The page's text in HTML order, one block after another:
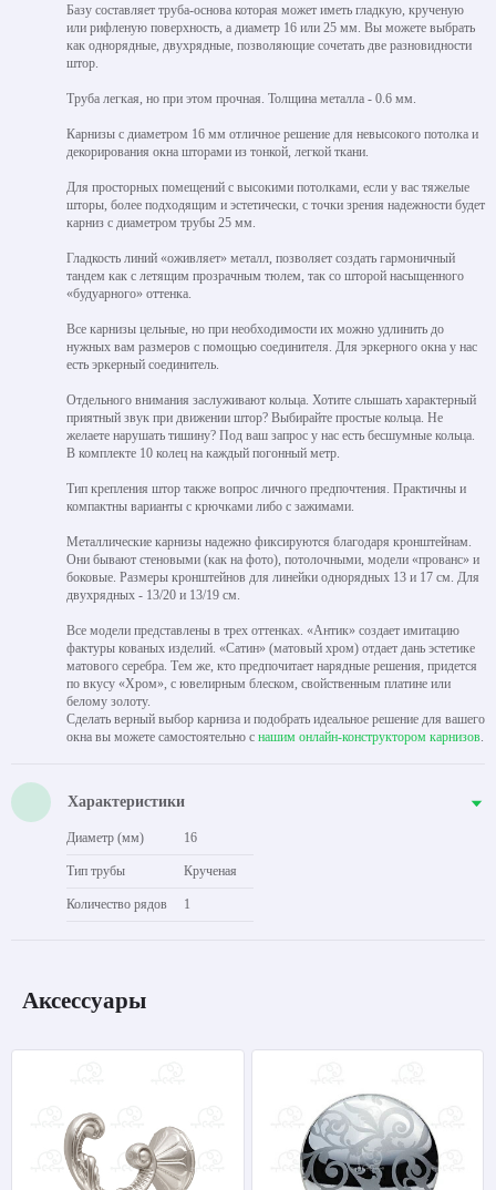
Базу составляет труба-основа которая может иметь гладкую, крученую
или рифленую поверхность, а диаметр 16 или 25 мм. Вы можете выбрать
как однорядные, двухрядные, позволяющие сочетать две разновидности
штор.
Труба легкая, но при этом прочная. Толщина металла - 0.6 мм.
Карнизы с диаметром 16 мм отличное решение для невысокого потолка и
декорирования окна шторами из тонкой, легкой ткани.
Для просторных помещений с высокими потолками, если у вас тяжелые
шторы, более подходящим и эстетически, с точки зрения надежности будет
карниз с диаметром трубы 25 мм.
Гладкость линий «оживляет» металл, позволяет создать гармоничный
тандем как с летящим прозрачным тюлем, так со шторой насыщенного
«будуарного» оттенка.
Все карнизы цельные, но при необходимости их можно удлинить до
нужных вам размеров с помощью соединителя. Для эркерного окна у нас
есть эркерный соединитель.
Отдельного внимания заслуживают кольца. Хотите слышать характерный
приятный звук при движении штор? Выбирайте простые кольца. Не
желаете нарушать тишину? Под ваш запрос у нас есть бесшумные кольца.
В комплекте 10 колец на каждый погонный метр.
Тип крепления штор также вопрос личного предпочтения. Практичны и
компактны варианты с крючками либо с зажимами.
Металлические карнизы надежно фиксируются благодаря кронштейнам.
Они бывают стеновыми (как на фото), потолочными, модели «прованс» и
боковые. Размеры кронштейнов для линейки однорядных 13 и 17 см. Для
двухрядных - 13/20 и 13/19 см.
Все модели представлены в трех оттенках. «Антик» создает имитацию
фактуры кованых изделий. «Сатин» (матовый хром) отдает дань эстетике
матового серебра. Тем же, кто предпочитает нарядные решения, придется
по вкусу «Хром», с ювелирным блеском, свойственным платине или
белому золоту.
Сделать верный выбор карниза и подобрать идеальное решение для вашего
окна вы можете самостоятельно с нашим онлайн-конструктором карнизов.
Характеристики
Диаметр (мм) 16
Тип трубы Крученая
Количество рядов 1
Аксессуары